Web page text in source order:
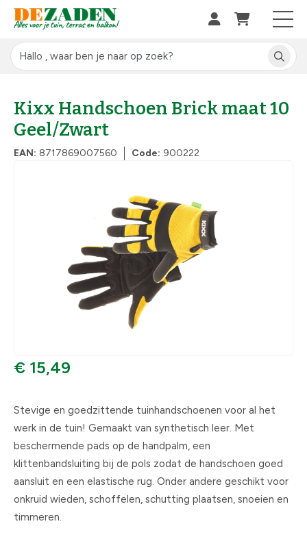
Kixx Handschoen Brick maat 10
Geel/Zwart
EAN: 8717869007560 Code: 900222
€ 15,49
Stevige en goedzittende tuinhandschoenen voor al het
werk in de tuin! Gemaakt van synthetisch leer. Met
beschermende pads op de handpalm, een
klittenbandsluiting bij de pols zodat de handschoen goed
aansluit en een elastische rug. Onder andere geschikt voor
onkruid wieden, schoffelen, schutting plaatsen, snoeien en
timmeren.